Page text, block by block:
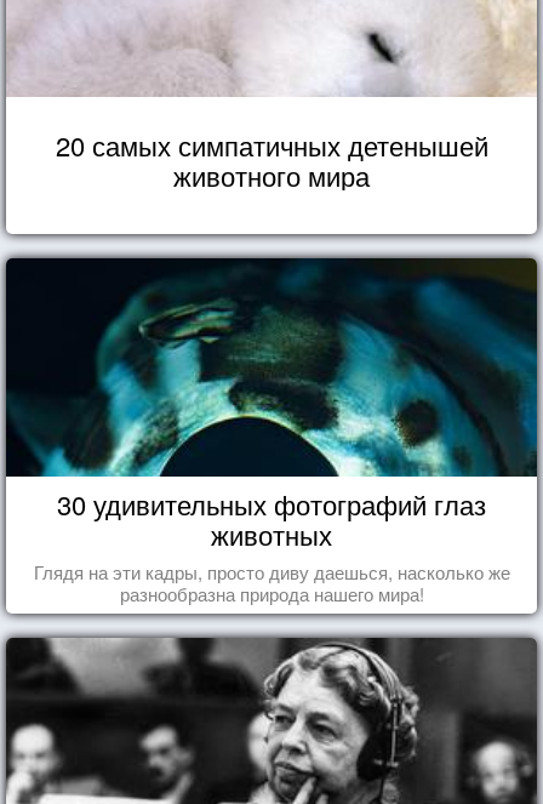
20 самых симпатичных детенышей
животного мира
30 удивительных фотографий глаз
животных
Глядя на эти кадры, просто диву даешься, насколько же
разнообразна природа нашего мира!